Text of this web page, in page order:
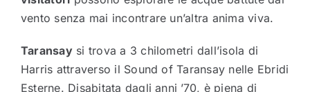
vento senza mai incontrare un’altra anima viva.
Taransaysi trova a 3 chilometri dall’isola di
Harris attraverso il Sound of Taransay nelle Ebridi
Esterne. Disabitata dagli anni ’70, è piena di